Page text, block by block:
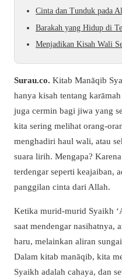
Cinta dan Tunduk pada
Barakah yang Hidup di
Menjadikan Kisah Wali
Surau.co. Kitab Manāqib
hanya kisah tentang
juga cermin bagi jiwa yang
kita sering melihat orang-
menghadiri haul wali, atau
suara lirih. Mengapa?
terdengar seperti keajaiban,
panggilan cinta dari Allah.
Ketika murid-murid Syaikh
saat mendengar nasihatnya,
haru, melainkan aliran
Dalam kitab manāqib, kita
Syaikh adalah cahaya, dan